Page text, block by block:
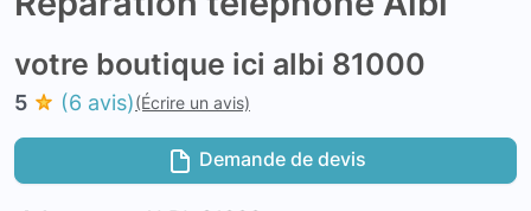
votre boutique ici albi 81000
5 (6 avis)(Écrire un avis)
Demande de devis